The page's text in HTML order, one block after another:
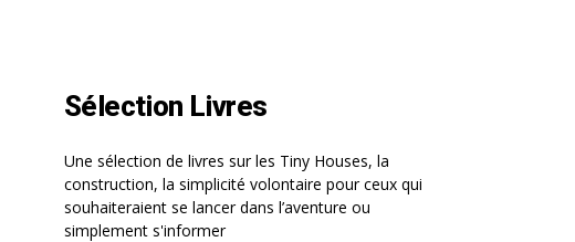
Sélection Livres
Une sélection de livres sur les Tiny Houses, la
construction, la simplicité volontaire pour ceux qui
souhaiteraient se lancer dans l’aventure ou
simplement s'informer